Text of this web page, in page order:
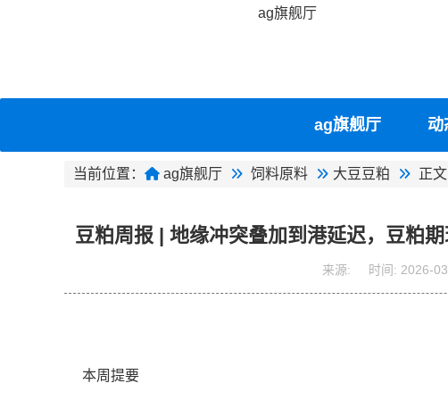
ag旗舰厅
ag旗舰厅 动
当前位置： ag旗舰厅 饲料原料 大豆豆粕 正文
豆粕周报 | 地缘冲突叠加到港延迟，豆粕
来源: 时间: 2026-
本周提要